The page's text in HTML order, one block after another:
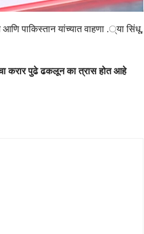
आणि पाकिस्तान यांच्यात वाहणा .्या सिंधू,
करार पुढे ढकलून का त्रास होत आहे